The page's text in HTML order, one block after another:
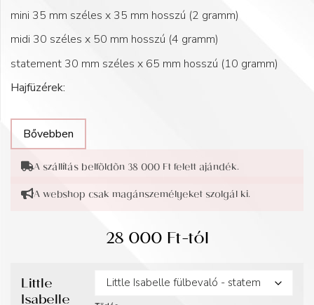
mini 35 mm széles x 35 mm hosszú (2 gramm)
midi 30 széles x 50 mm hosszú (4 gramm)
statement 30 mm széles x 65 mm hosszú (10 gramm)
Hajfüzérek:
Bővebben
A szállítás belföldön 38 000 Ft felett ajándék.
A webshop csak magánszemélyeket szolgál ki.
28 000Ft-tól
Little